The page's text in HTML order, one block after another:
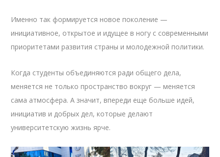
Именно так формируется новое поколение —
инициативное, открытое и идущее в ногу с современными
приоритетами развития страны и молодежной политики.
Когда студенты объединяются ради общего дела,
меняется не только пространство вокруг — меняется
сама атмосфера. А значит, впереди еще больше идей,
инициатив и добрых дел, которые делают
университетскую жизнь ярче.